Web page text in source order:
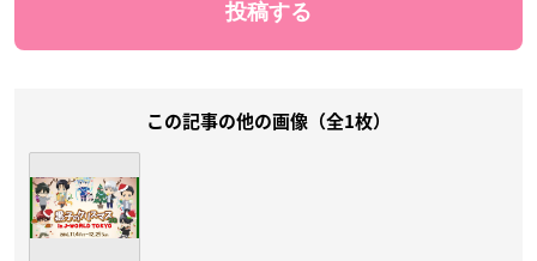
この記事の他の画像（全1枚）